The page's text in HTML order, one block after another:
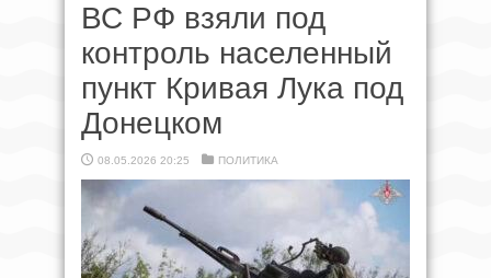
ВС РФ взяли под
контроль населенный
пункт Кривая Лука под
Донецком
08.05.2026 20:25 ПОЛИТИКА